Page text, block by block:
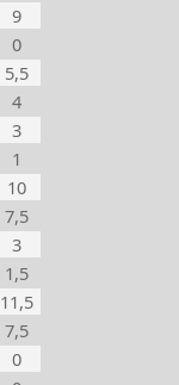
9
0
5,5
4
3
1
10
7,5
3
1,5
11,5
7,5
0